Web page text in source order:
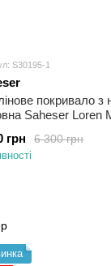
S30195-1
покривало з
Saheser Loren
6 300 грн
грн